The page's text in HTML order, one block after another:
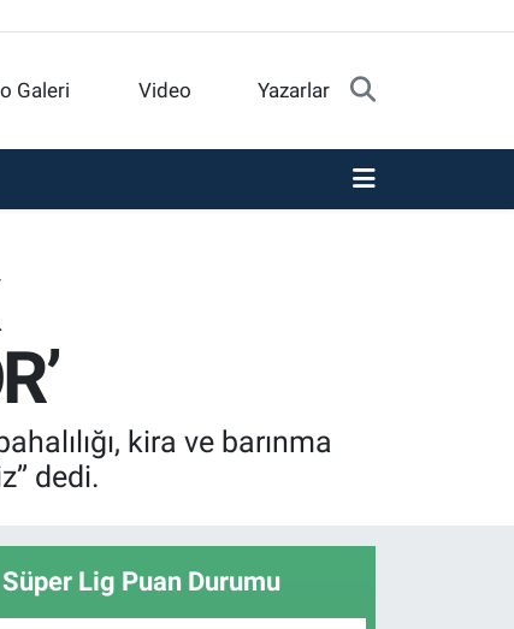
Galeri Video Yazarlar
kira ve barınma
dedi.
Süper Lig Puan Durumu